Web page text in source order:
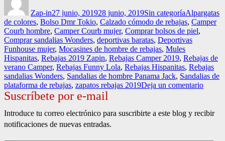
Zap-in27 junio, 201928 junio, 2019Sin categoríaAlpargatas
de colores, Bolso Dmr Tokio, Calzado cómodo de rebajas, Camper
Courb hombre, Camper Courb mujer, Comprar bolsos de piel,
Comprar sandalias Wonders, deportivas baratas, Deportivas
Funhouse mujer, Mocasines de hombre de rebajas, Mules
Hispanitas, Rebajas 2019 Zapin, Rebajas Camper 2019, Rebajas de
verano Camper, Rebajas Funny Lola, Rebajas Hispanitas, Rebajas
sandalias Wonders, Sandalias de hombre Panama Jack, Sandalias de
plataforma de rebajas, zapatos rebajas 2019Deja un comentarioen
verano
Suscríbete por e-mail
Introduce tu correo electrónico para suscribirte a este blog y recibir
notificaciones de nuevas entradas.